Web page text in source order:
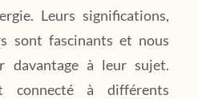
Leurs significations,
sont fascinants et nous
davantage à leur sujet.
connecté à différents